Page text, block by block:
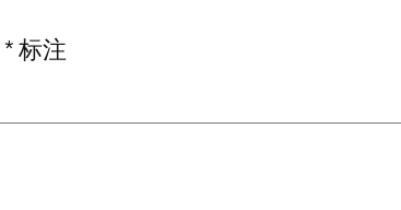
*标注